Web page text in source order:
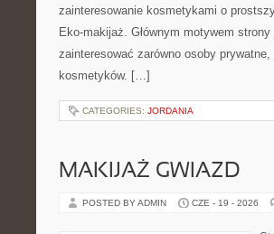
zainteresowanie kosmetykami o
Eko-makijaż. Głównym motywem
zainteresować zarówno osoby
kosmetyków. […]
CATEGORIES: JORDANIA
MAKIJAŻ GWIAZD
POSTED BY ADMIN CZE - 19 - 2026